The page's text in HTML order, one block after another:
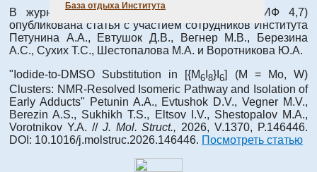
База отдыха Института
В журналеJournal of Molecular Structure
(ИФ 4,7)
опубликована статья с участием сотрудников Института
Петунина А.А., Евтушок Д.В., Вегнер М.В., Березина
А.С., Сухих Т.С., Шестопалова М.А. и Воротникова Ю.А.
"Iodide-to-DMSO Substitution in [{M6 I8}I6] (M = Mo, W)
Clusters: NMR-Resolved Isomeric Pathway and Isolation of
Early Adducts" Petunin A.A., Evtushok D.V., Vegner M.V.,
Berezin A.S., Sukhikh T.S., Eltsov I.V., Shestopalov M.A.,
Vorotnikov Y.A. // J. Mol. Struct., 2026, V.1370, P.146446.
DOI: 10.1016/j.molstruc.2026.146446. Посмотреть статью